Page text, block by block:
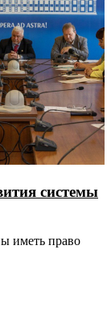
системы
иметь право